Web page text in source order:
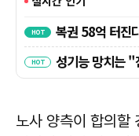
노사 양측이 합의할